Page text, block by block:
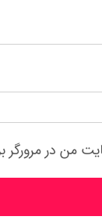
من در